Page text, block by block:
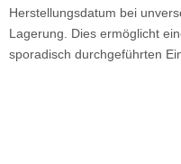
Herstellungsdatum bei
Lagerung. Dies ermöglicht
sporadisch durchgeführten